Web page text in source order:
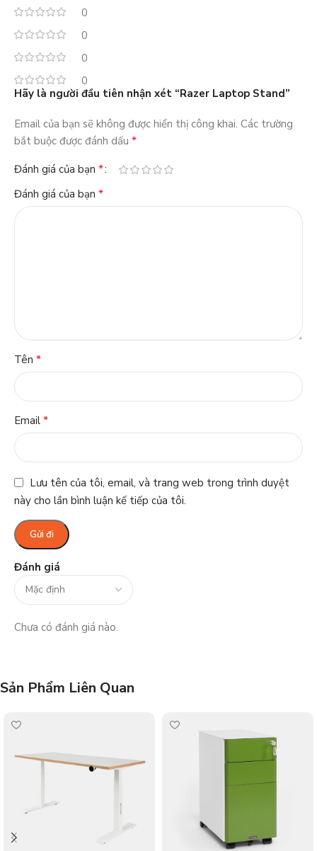
0
0
0
0
Đánh giá
Chưa có đánh giá nào.
Hãy là người đầu tiên nhận xét “Razer Laptop Stand”
Email của bạn sẽ không được hiển thị công khai. Các trường
bắt buộc được đánh dấu *
Đánh giá của bạn *
Đánh giá của bạn *
Tên *
Email *
Lưu tên của tôi, email, và trang web trong trình duyệt
này cho lần bình luận kế tiếp của tôi.
Sản Phẩm Liên Quan